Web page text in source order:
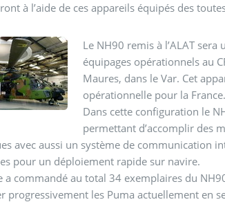
à l’aide de ces appareils équipés des
Le NH90 remis à l’ALAT
équipages opérationnels au
Maures, dans le Var. Cet
opérationnelle pour la France.
Dans cette configuration le
permettant d’accomplir des
avec aussi un système de communication
pour un déploiement rapide sur navire.
a commandé au total 34 exemplaires du
progressivement les Puma actuellement en